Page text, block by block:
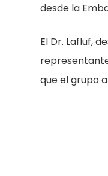
desde la
El Dr. Lafluf,
que el grupo